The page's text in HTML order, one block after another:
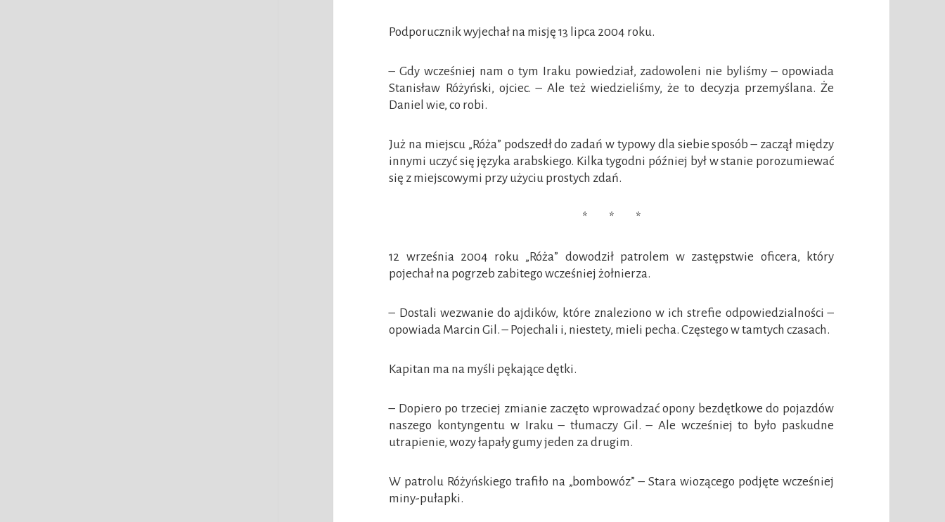
Podporucznik wyjechał na misję 13 lipca 2004 roku.
– Gdy wcześniej nam o tym Iraku powiedział, zadowoleni nie byliśmy – opowiada
Stanisław Różyński, ojciec. – Ale też wiedzieliśmy, że to decyzja przemyślana. Że
Daniel wie, co robi.
Już na miejscu „Róża” podszedł do zadań w typowy dla siebie sposób – zaczął między
innymi uczyć się języka arabskiego. Kilka tygodni później był w stanie porozumiewać
się z miejscowymi przy użyciu prostych zdań.
* * *
12 września 2004 roku „Róża” dowodził patrolem w zastępstwie oficera, który
pojechał na pogrzeb zabitego wcześniej żołnierza.
– Dostali wezwanie do ajdików, które znaleziono w ich strefie odpowiedzialności –
opowiada Marcin Gil. – Pojechali i, niestety, mieli pecha. Częstego w tamtych czasach.
Kapitan ma na myśli pękające dętki.
– Dopiero po trzeciej zmianie zaczęto wprowadzać opony bezdętkowe do pojazdów
naszego kontyngentu w Iraku – tłumaczy Gil. – Ale wcześniej to było paskudne
utrapienie, wozy łapały gumy jeden za drugim.
W patrolu Różyńskiego trafiło na „bombowóz” – Stara wiozącego podjęte wcześniej
miny-pułapki.